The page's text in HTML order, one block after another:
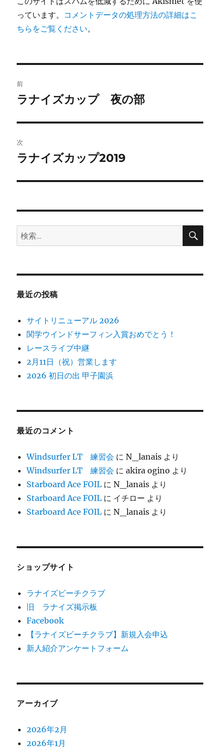
っています。 コメントデータの処理方法の詳細はこ
ちらをご覧ください。
稿
ビ
ゲ
ー
ン
前
前
投
稿:
ラナイズカップ 夜の部
次
次
投
ラナイズカップ2019
検
索:
検
最近の投稿
サイトリニューアル 2026
関学ウインドサーフィン入賞おめでとう！
レースライブ中継
2月11日（祝）営業します
2026 初日の出 甲子園浜
最近のコメント
Windsurfer LT 練習会 にN_lanais より
Windsurfer LT 練習会 にakira ogino より
Starboard Ace FOIL にN_lanais より
Starboard Ace FOIL に イチロー より
Starboard Ace FOIL にN_lanais より
ショップサイト
ラナイズビーチクラブ
旧 ラナイズ掲示板
Facebook
【ラナイズビーチクラブ】新規入会申込
新人紹介アンケートフォーム
アーカイブ
2026年2月
2026年1月